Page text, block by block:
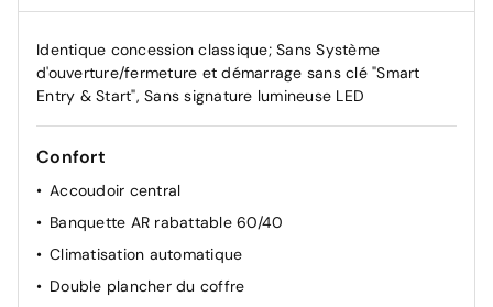
Identique concession classique; Sans Système
d'ouverture/fermeture et démarrage sans clé "Smart
Entry & Start", Sans signature lumineuse LED
Confort
Accoudoir central
Banquette AR rabattable 60/40
Climatisation automatique
Double plancher du coffre